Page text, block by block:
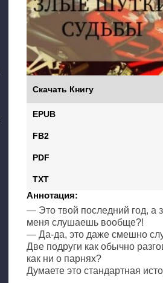
Скачать Книгу
EPUB
FB2
PDF
TXT
Аннотация:
— Это твой последний год, а
меня слушаешь вообще?!
— Да-да, это даже смешно
Две подруги как обычно
как ни о парнях?
Думаете это стандартная